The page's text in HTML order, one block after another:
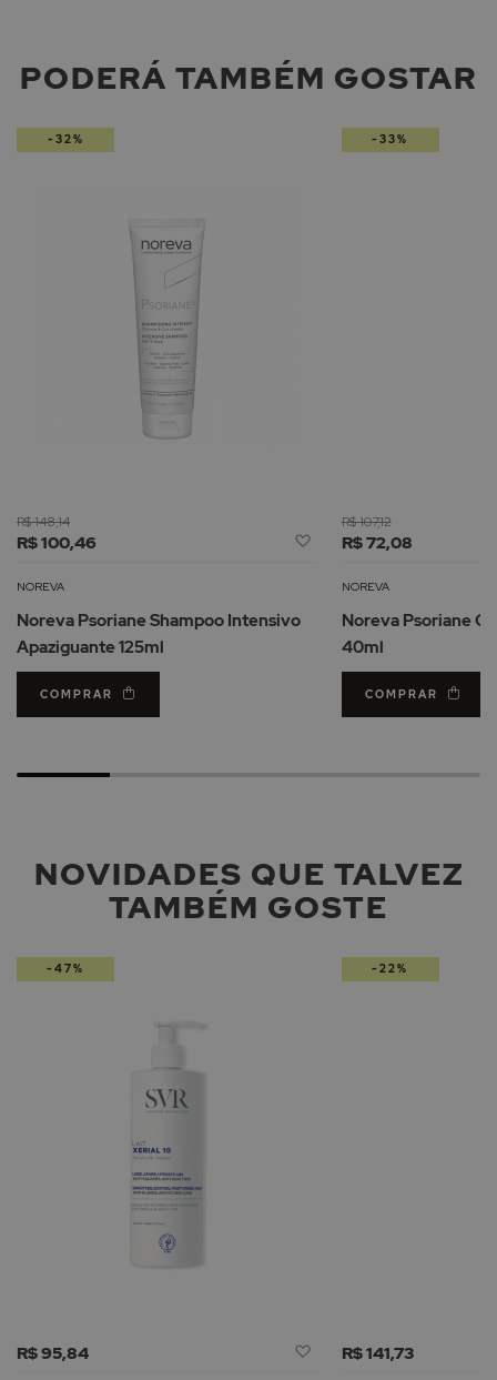
PODERÁ TAMBÉM GOSTAR
R$ 100,46
R$ 148,14
Adicionar
Lista
Desejos
NOREVA
Noreva Psoriane Shampoo Intensivo
Apaziguante 125ml
COMPRAR
-32%
R$ 72,08
R$ 107,12
NOREVA
Noreva Psoriane
40ml
COMPRAR
-33%
NOVIDADES QUE TALVEZ
TAMBÉM GOSTE
R$ 95,84
Adicionar
-47%
R$ 141,73
-22%